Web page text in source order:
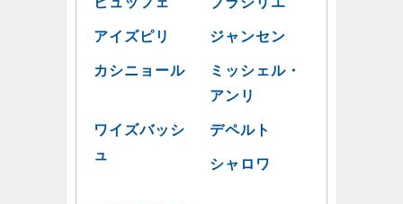
アイズピリ ジャンセン
カシニョール
ミッシェル・
アンリ
ワイズバッシ
ュ
デペルト
シャロワ